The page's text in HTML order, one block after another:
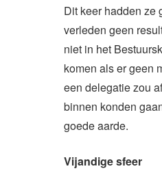
Dit keer hadden ze
verleden geen
niet in het
komen als er geen
een delegatie zou
binnen konden
goede aarde.
Vijandige sfeer